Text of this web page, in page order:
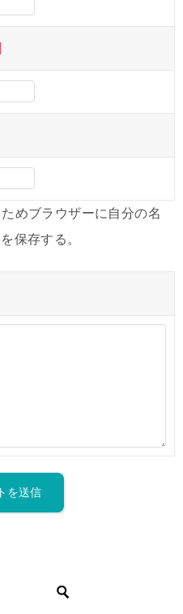
めブラウザーに自分の名
保存する。